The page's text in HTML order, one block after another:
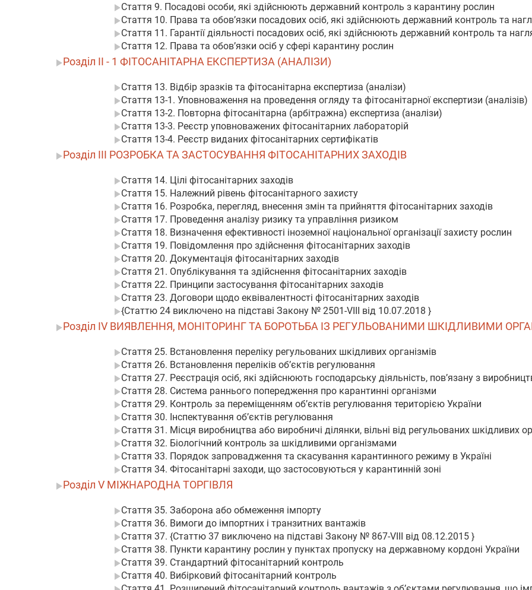
Стаття 9. Посадові особи, які здійснюють державний контроль з карантину рослин
Стаття 10. Права та обов’язки посадових осіб, які здійснюють державний контроль та
Стаття 11. Гарантії діяльності посадових осіб, які здійснюють державний контроль та
Стаття 12. Права та обов’язки осіб у сфері карантину рослин
Розділ II - 1 ФІТОСАНІТАРНА ЕКСПЕРТИЗА (АНАЛІЗИ)
Стаття 13. Відбір зразків та фітосанітарна експертиза (аналізи)
Стаття 13-1. Уповноваження на проведення огляду та фітосанітарної експертизи (аналізів)
Стаття 13-2. Повторна фітосанітарна (арбітражна) експертиза (аналізи)
Стаття 13-3. Реєстр уповноважених фітосанітарних лабораторій
Стаття 13-4. Реєстр виданих фітосанітарних сертифікатів
Розділ III РОЗРОБКА ТА ЗАСТОСУВАННЯ ФІТОСАНІТАРНИХ ЗАХОДІВ
Стаття 14. Цілі фітосанітарних заходів
Стаття 15. Належний рівень фітосанітарного захисту
Стаття 16. Розробка, перегляд, внесення змін та прийняття фітосанітарних заходів
Стаття 17. Проведення аналізу ризику та управління ризиком
Стаття 18. Визначення ефективності іноземної національної організації захисту рослин
Стаття 19. Повідомлення про здійснення фітосанітарних заходів
Стаття 20. Документація фітосанітарних заходів
Стаття 21. Опублікування та здійснення фітосанітарних заходів
Стаття 22. Принципи застосування фітосанітарних заходів
Стаття 23. Договори щодо еквівалентності фітосанітарних заходів
{Статтю 24 виключено на підставі Закону № 2501-VIII від 10.07.2018 }
Розділ IV ВИЯВЛЕННЯ, МОНІТОРИНГ ТА БОРОТЬБА ІЗ РЕГУЛЬОВАНИМИ ШКІДЛИВИМИ
Стаття 25. Встановлення переліку регульованих шкідливих організмів
Стаття 26. Встановлення переліків об’єктів регулювання
Стаття 27. Реєстрація осіб, які здійснюють господарську діяльність, пов’язану з
Стаття 28. Система раннього попередження про карантинні організми
Стаття 29. Контроль за переміщенням об’єктів регулювання територією України
Стаття 30. Інспектування об’єктів регулювання
Стаття 31. Місця виробництва або виробничі ділянки, вільні від регульованих шкідливих
Стаття 32. Біологічний контроль за шкідливими організмами
Стаття 33. Порядок запровадження та скасування карантинного режиму в Україні
Стаття 34. Фітосанітарні заходи, що застосовуються у карантинній зоні
Розділ V МІЖНАРОДНА ТОРГІВЛЯ
Стаття 35. Заборона або обмеження імпорту
Стаття 36. Вимоги до імпортних і транзитних вантажів
Стаття 37. {Статтю 37 виключено на підставі Закону № 867-VIII від 08.12.2015 }
Стаття 38. Пункти карантину рослин у пунктах пропуску на державному кордоні України
Стаття 39. Стандартний фітосанітарний контроль
Стаття 40. Вибірковий фітосанітарний контроль